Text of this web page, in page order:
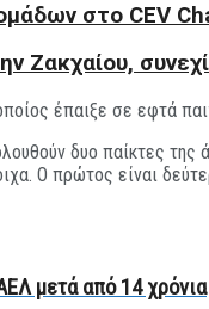
στο CEV
Ζακχαίου,
έπαιξε σε εφτά
δυο παίκτες
Ο πρώτος είναι
μετά από 14 χρόνια